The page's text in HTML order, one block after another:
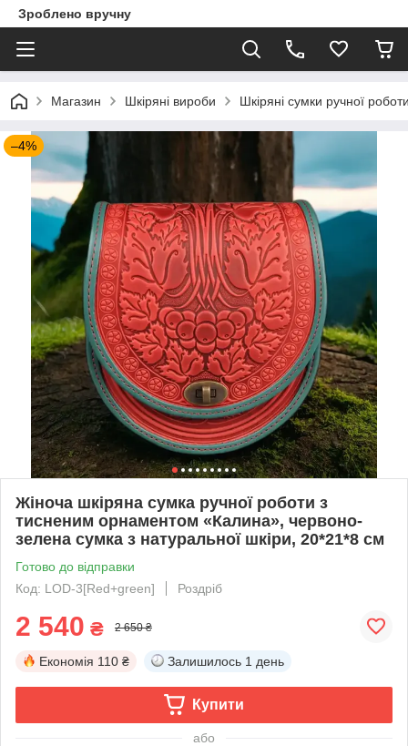
Зроблено вручну
Магазин Шкіряні вироби Шкіряні сумки ручної
–4%
Жіноча шкіряна сумка ручної роботи з
тисненим орнаментом «Калина», червоно-
зелена сумка з натуральної шкіри, 20*21*8 см
Готово до відправки
Код: LOD-3[Red+green]
Роздріб
2 540 ₴ 2 650 ₴
Економія 110 ₴ Залишилось 1 день
Купити
або